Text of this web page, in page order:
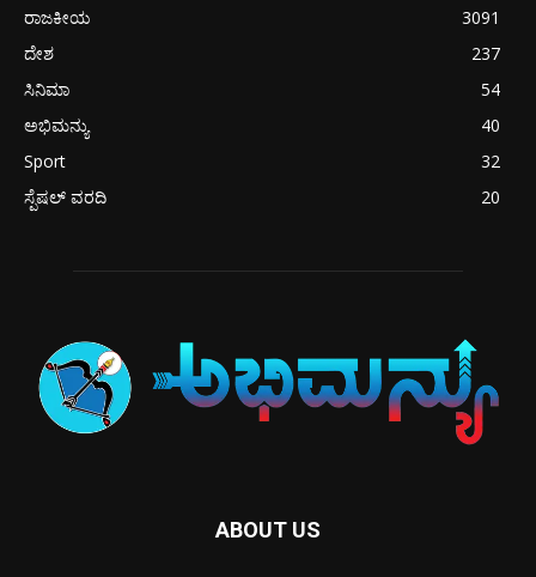
ರಾಜಕೀಯ
3091
ದೇಶ
237
ಸಿನಿಮಾ
54
ಅಭಿಮನ್ಯು
40
Sport
32
ಸ್ಪೆಷಲ್ ವರದಿ
20
ABOUT US